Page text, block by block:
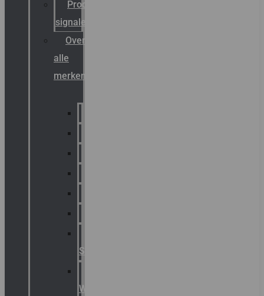
Productcatalogus
signalering
Overzicht
alle
merken
Signaling
Warning